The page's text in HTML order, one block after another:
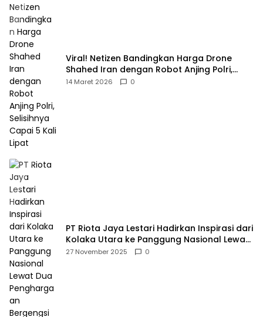
Viral! Netizen Bandingkan Harga Drone
Shahed Iran dengan Robot Anjing Polri,
Selisihnya Capai 5 Kali Lipat
14 Maret 2026 0
PT Riota Jaya Lestari Hadirkan Inspirasi dari
Kolaka Utara ke Panggung Nasional Lewat
Dua Penghargaan Bergengsi
27 November 2025 0